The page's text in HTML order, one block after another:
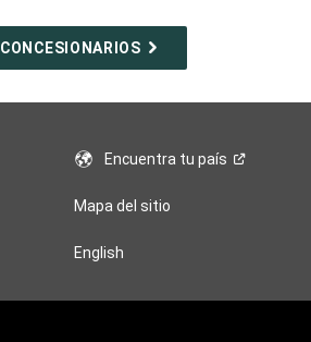
CONCESIONARIOS
Encuentra tupaís
Mapa del sitio
English